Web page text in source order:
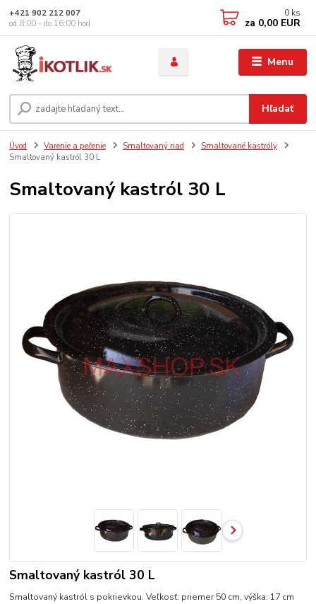
Menu
Hľadať
+421 902 212 007
od 8:00 - do 16:00 hod
0 ks
za 0,00 EUR
Úvod Varenie a pečenie Smaltovaný riad
Smaltované kastróly
Smaltovaný kastról 30 L
Smaltovaný kastról 30 L
Smaltovaný kastról 30 L
Smaltovaný kastról s pokrievkou. Veľkosť: priemer 50 cm, výška: 17 cm